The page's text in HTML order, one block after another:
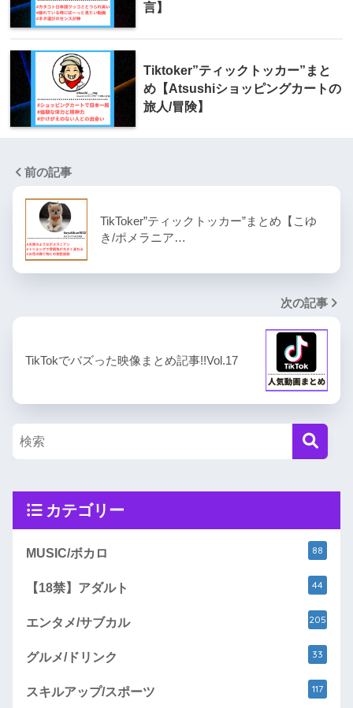
言】
Tiktoker”ティックトッカー”まと
め【Atsushiショッピングカートの
旅人/冒険】
前の記事
TikToker”ティックトッカー”まとめ【こゆ
き/ポメラニア…
次の記事
TikTokでバズった映像まとめ記事!!Vol.17
カテゴリー
MUSIC/ボカロ 88
【18禁】アダルト 44
エンタメ/サブカル 205
グルメ/ドリンク 33
スキルアップ/スポーツ 117